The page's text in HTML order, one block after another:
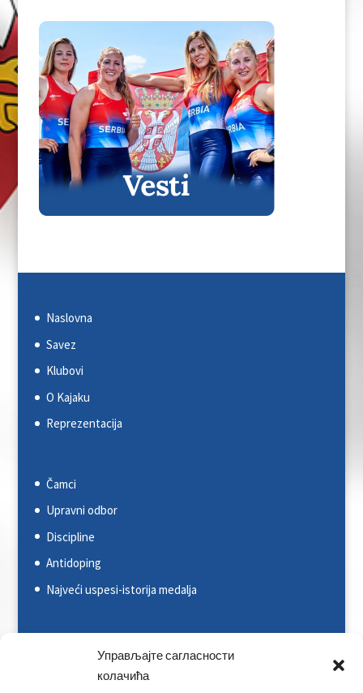
Управљајте сагласности
колачића
Naslovna
Savez
Klubovi
O Kajaku
Reprezentacija
Čamci
Upravni odbor
Discipline
Antidoping
Najveći uspesi-istorija medalja
Svetska kajakaška federacija (ICF)
Evropska kajakaška asocijacija (ECA)